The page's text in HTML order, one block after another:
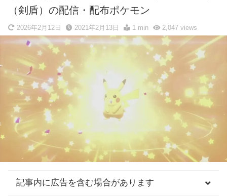
（剣盾）の配信・配布ポケモン
2026年2月12日 2021年2月13日 1 min 2,047 views
記事内に広告を含む場合があります